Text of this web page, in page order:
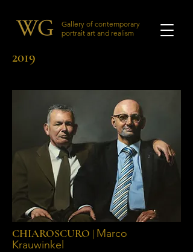
Gallery of contemporary
portrait art and realism
2019
CHIAROSCURO | Marco
Krauwinkel